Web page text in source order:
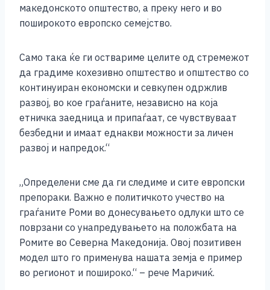
македонското општество, а преку него и во
поширокото европско семејство.
Само така ќе ги оствариме целите од стремежот
да градиме кохезивно општество и општество со
континуиран економски и севкупен одржлив
развој, во кое граѓаните, независно на која
етничка заедница и припаѓаат, се чувствуваат
безбедни и имаат еднакви можности за личен
развој и напредок.“
„Определени сме да ги следиме и сите европски
препораки. Важно е политичкото учество на
граѓаните Роми во донесувањето одлуки што се
поврзани со унапредувањето на положбата на
Ромите во Северна Македонија. Овој позитивен
модел што го применува нашата земја е пример
во регионот и пошироко.“ – рече Маричиќ.